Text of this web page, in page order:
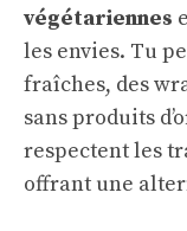
végétariennes
les envies. Tu
fraîches, des
sans produits
respectent les
offrant une